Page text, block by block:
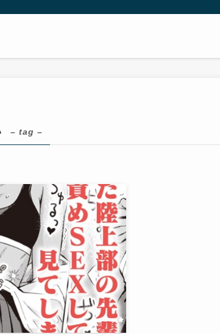
– tag –